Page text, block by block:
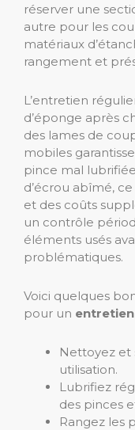
réserver une
autre pour les
matériaux
rangement et
L’entretien
d’éponge après
des lames de
mobiles
pince mal
d’écrou abîmé,
et des coûts
un contrôle
éléments usés
problématiques.
Voici quelques
pour un
Nettoyez et
utilisation.
Lubrifiez
des pinces
Rangez les